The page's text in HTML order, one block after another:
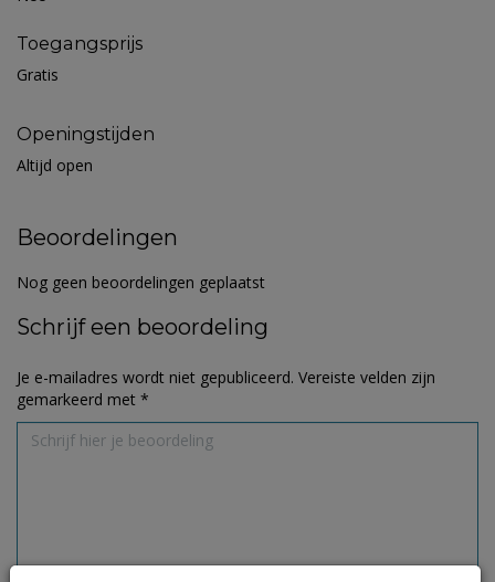
Toegangsprijs
Gratis
Openingstijden
Altijd open
Beoordelingen
Nog geen beoordelingen geplaatst
Schrijf een beoordeling
Je e-mailadres wordt niet gepubliceerd. Vereiste velden zijn
gemarkeerd met *